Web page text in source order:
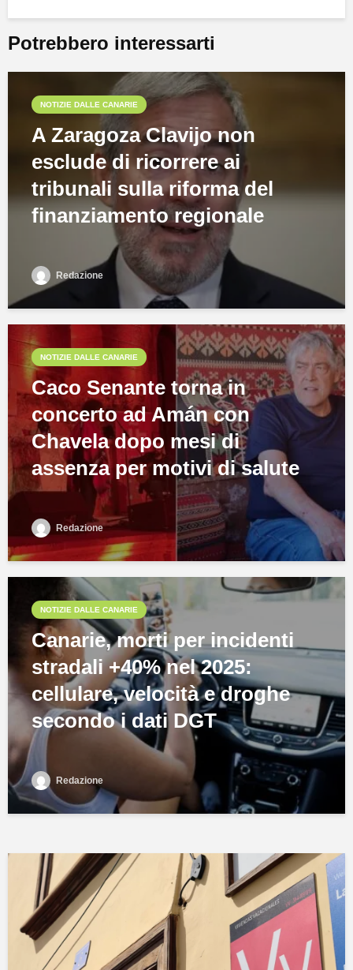
Potrebbero interessarti
NOTIZIE DALLE CANARIE
A Zaragoza Clavijo non
esclude di ricorrere ai
tribunali sulla riforma del
finanziamento regionale
Redazione
NOTIZIE DALLE CANARIE
Caco Senante torna in
concerto ad Amán con
Chavela dopo mesi di
assenza per motivi di salute
Redazione
NOTIZIE DALLE CANARIE
Canarie, morti per incidenti
stradali +40% nel 2025:
cellulare, velocità e droghe
secondo i dati DGT
Redazione